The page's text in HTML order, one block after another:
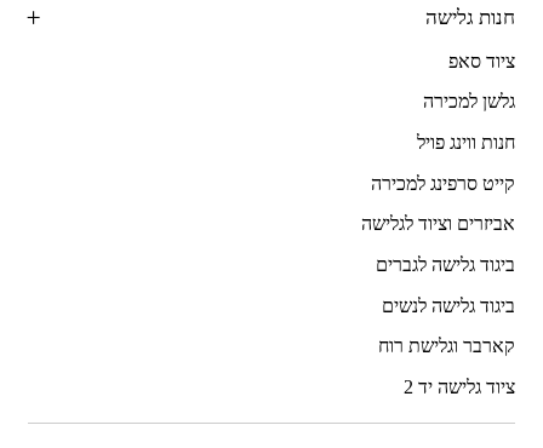
חנות גלישה
ציוד סאפ
גלשן למכירה
חנות ווינג פויל
קייט סרפינג למכירה
אביזרים וציוד לגלישה
ביגוד גלישה לגברים
ביגוד גלישה לנשים
קארבר וגלישת רוח
ציוד גלישה יד 2